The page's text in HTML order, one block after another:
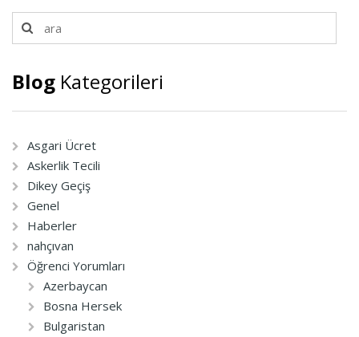
Blog Kategorileri
Asgari Ücret
Askerlik Tecili
Dikey Geçiş
Genel
Haberler
nahçıvan
Öğrenci Yorumları
Azerbaycan
Bosna Hersek
Bulgaristan